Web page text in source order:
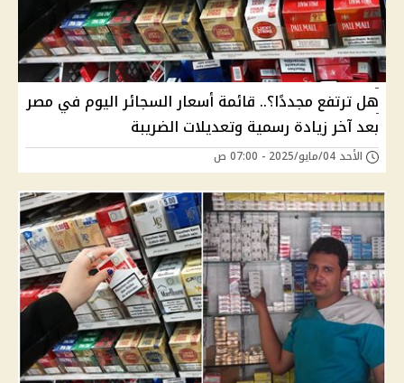
هل ترتفع مجددًا؟.. قائمة أسعار السجائر اليوم في مصر
بعد آخر زيادة رسمية وتعديلات الضريبة
الأحد 04/مايو/2025 - 07:00 ص